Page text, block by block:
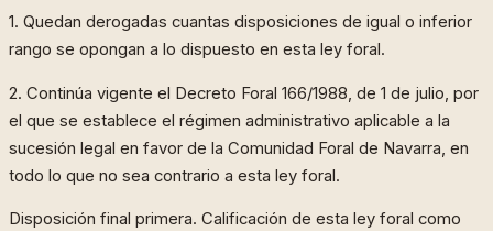
1. Quedan derogadas cuantas disposiciones de igual o inferior
rango se opongan a lo dispuesto en esta ley foral.
2. Continúa vigente el Decreto Foral 166/1988, de 1 de julio, por
el que se establece el régimen administrativo aplicable a la
sucesión legal en favor de la Comunidad Foral de Navarra, en
todo lo que no sea contrario a esta ley foral.
Disposición final primera. Calificación de esta ley foral como